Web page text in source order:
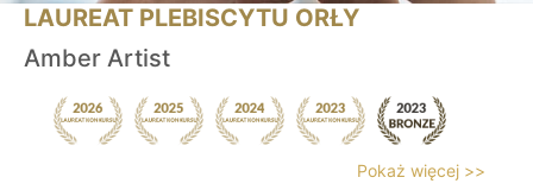
LAUREAT PLEBISCYTU ORŁY
Amber Artist
Pokaż więcej >>